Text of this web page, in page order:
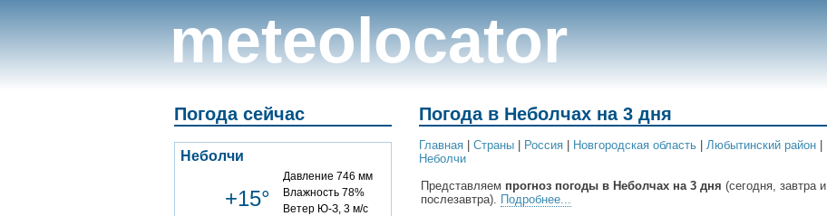
meteolocator
Погода сейчас
Неболчи
+15°
Давление 746 мм
Влажность 78%
Ветер Ю-З, 3 м/с
Погода в Неболчах на 3 дня
Главная Cтраны Россия Новгородская область Любытинский район
Неболчи
Представляем прогноз погоды в Неболчах на 3 дня (сегодня, завтра и
послезавтра). Подробнее...